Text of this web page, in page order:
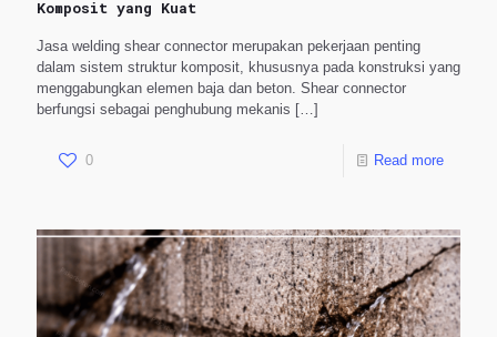
Komposit yang Kuat
Jasa welding shear connector merupakan pekerjaan penting
dalam sistem struktur komposit, khususnya pada konstruksi yang
menggabungkan elemen baja dan beton. Shear connector
berfungsi sebagai penghubung mekanis […]
0 Read more